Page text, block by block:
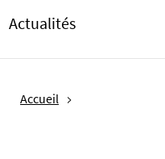
Actualités
Accueil